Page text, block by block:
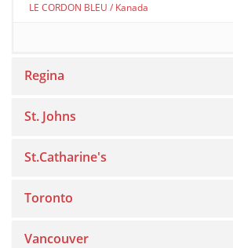
LE CORDON BLEU / Kanada
Regina
St. Johns
St.Catharine's
Toronto
Vancouver